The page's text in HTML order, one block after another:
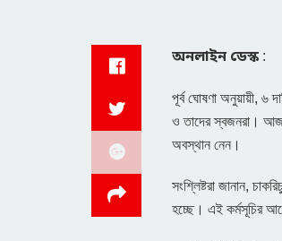
অনলাইন ডেস্ক :
পূর্ব ঘোষণা অনুয়ায়ী, ৬
ও তাদের স্বজনরা। আজ
অবস্থান নেন।
সংশ্লিষ্টরা জানান,
হচ্ছে। এই কর্মসূচির